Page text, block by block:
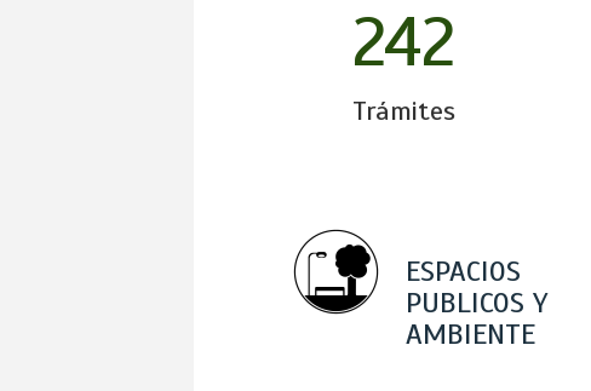
242
Trámites
ESPACIOS
PUBLICOS Y
AMBIENTE